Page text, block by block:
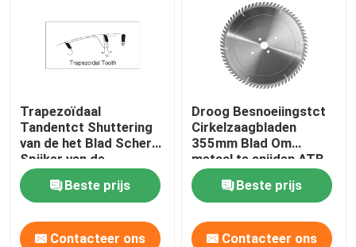
Trapezoïdaal
Tandentct Shuttering
van de het Blad Scherp
Spijker van de
Bouwzaag Materiaal
Beste prijs
Contacteer ons
Droog Besnoeiingstct
Cirkelzaagbladen
355mm Blad Om
metaal te snijden ATB
Beste prijs
Contacteer ons